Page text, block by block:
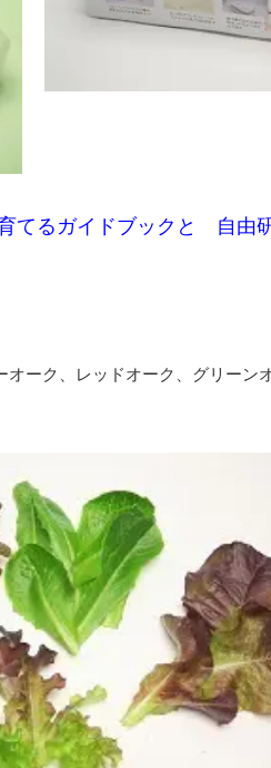
てるガイドブックと 自由
ーク、レッドオーク、グリーン